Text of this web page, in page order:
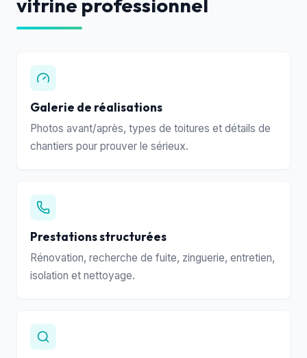
Galerie de réalisations
Photos avant/après, types de toitures et détails de
chantiers pour prouver le sérieux.
Prestations structurées
Rénovation, recherche de fuite, zinguerie, entretien,
isolation et nettoyage.